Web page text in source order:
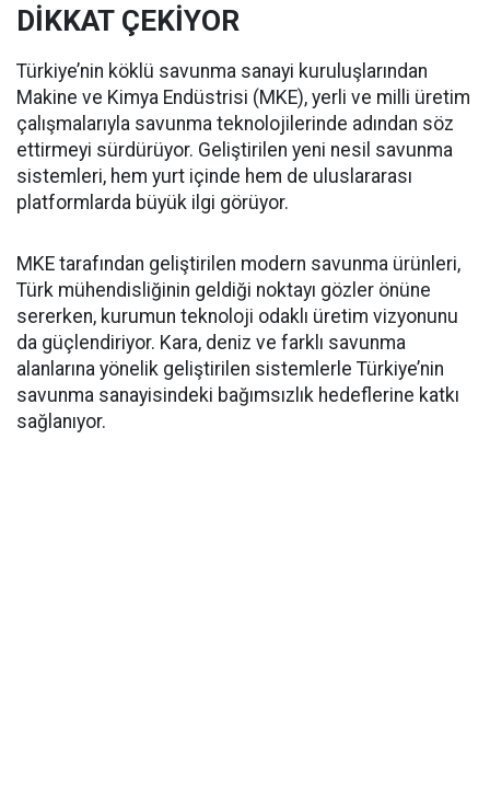
DİKKAT ÇEKİYOR
Türkiye’nin köklü savunma sanayi kuruluşlarından
Makine ve Kimya Endüstrisi (MKE), yerli ve milli üretim
çalışmalarıyla savunma teknolojilerinde adından söz
ettirmeyi sürdürüyor. Geliştirilen yeni nesil savunma
sistemleri, hem yurt içinde hem de uluslararası
platformlarda büyük ilgi görüyor.
MKE tarafından geliştirilen modern savunma ürünleri,
Türk mühendisliğinin geldiği noktayı gözler önüne
sererken, kurumun teknoloji odaklı üretim vizyonunu
da güçlendiriyor. Kara, deniz ve farklı savunma
alanlarına yönelik geliştirilen sistemlerle Türkiye’nin
savunma sanayisindeki bağımsızlık hedeflerine katkı
sağlanıyor.